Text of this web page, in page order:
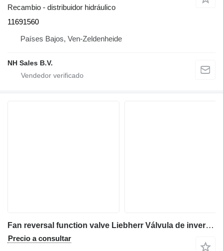
Recambio - distribuidor hidráulico
11691560
Países Bajos, Ven-Zeldenheide
NH Sales B.V.
Fan reversal function valve Liebherr Válvula de inversión de la función del ventilador 10219148 para Liebherr A316, A900 C, A904 C, A914 COMP, A914, A916, A918 COMP, A918, A920, A924 RAIL, LH18 M, LH22 C, LH22 M, LH24 M, LH26 EC, LH26 M excavadora
Precio a consultar